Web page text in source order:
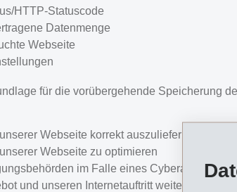
HTTP-Statuscode
Datenmenge
Webseite
für die vorübergehende Speicherung
Webseite korrekt auszuliefern
Webseite zu optimieren
im Falle eines Cyberangriffes
und unseren Internetauftritt weiter zu